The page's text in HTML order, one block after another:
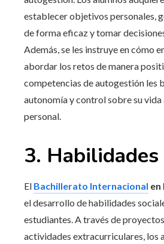
establecer objetivos personales,
de forma eficaz y tomar
Además, se les instruye en cómo
abordar los retos de manera
competencias de autogestión les
autonomía y control sobre su vida
personal.
3.
El Bachillerato Internacional en
el desarrollo de habilidades
estudiantes. A través de
actividades extracurriculares, los